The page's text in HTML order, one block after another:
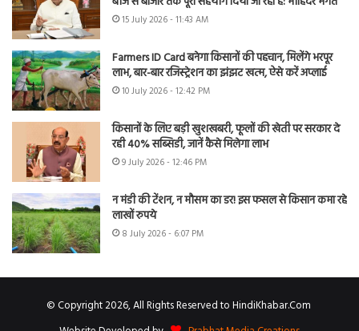
15 July 2026 - 11:43 AM
Farmers ID Card बनेगा किसानों की पहचान, मिलेंगे भरपूर
लाभ, बार-बार रजिस्ट्रेशन का झंझट खत्म, ऐसे करें अप्लाई
10 July 2026 - 12:42 PM
किसानों के लिए बड़ी खुशखबरी, फूलों की खेती पर सरकार दे
रही 40% सब्सिडी, जानें कैसे मिलेगा लाभ
9 July 2026 - 12:46 PM
न मंडी की टेंशन, न मौसम का डर! इस फसल से किसान कमा रहे
लाखों रुपये
8 July 2026 - 6:07 PM
© Copyright 2026, All Rights Reserved to HindiKhabar.Com